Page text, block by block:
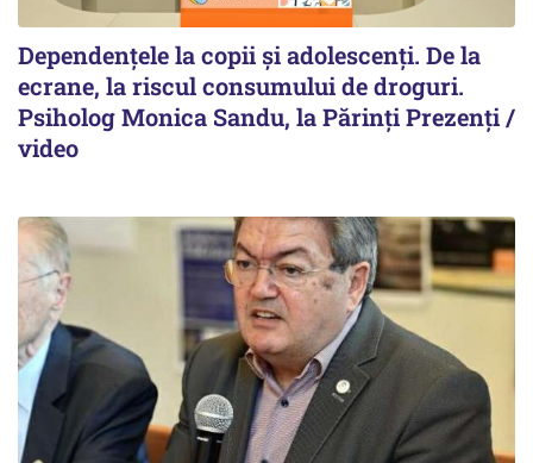
Dependențele la copii și adolescenți. De la
ecrane, la riscul consumului de droguri.
Psiholog Monica Sandu, la Părinți Prezenți /
video